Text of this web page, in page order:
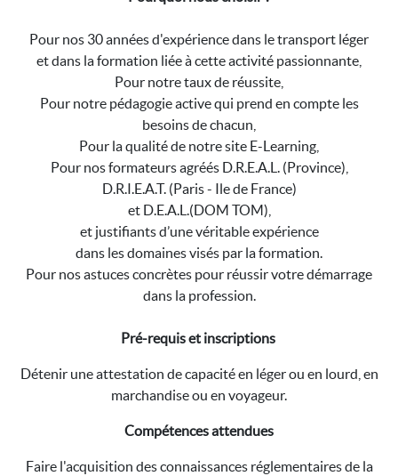
Pour nos 30 années d'expérience dans le transport léger
et dans la formation liée à cette activité passionnante,
Pour notre taux de réussite,
Pour notre pédagogie active qui prend en compte les
besoins de chacun,
Pour la qualité de notre site E-Learning,
Pour nos formateurs agréés D.R.E.A.L. (Province),
D.R.I.E.A.T. (Paris - Ile de France)
et D.E.A.L.(DOM TOM),
et justifiants d’une véritable expérience
dans les domaines visés par la formation.
Pour nos astuces concrètes pour réussir votre démarrage
dans la profession.
Pré-requis et inscriptions
Détenir une attestation de capacité en léger ou en lourd, en
marchandise ou en voyageur.
Compétences attendues
Faire l'acquisition des connaissances réglementaires de la